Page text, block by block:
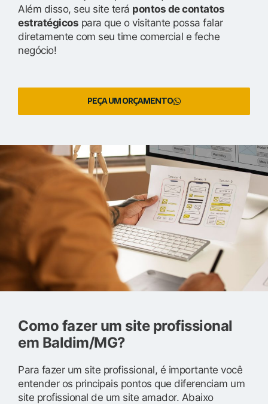
Além disso, seu site terá pontos de contatos
estratégicos para que o visitante possa falar
diretamente com seu time comercial e feche
negócio!
PEÇA UM ORÇAMENTO
Como fazer um site profissional
em Baldim/MG?
Para fazer um site profissional, é importante você
entender os principais pontos que diferenciam um
site profissional de um site amador. Abaixo